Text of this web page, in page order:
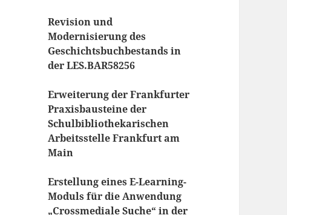
Revision und
Modernisierung des
Geschichtsbuchbestands in
der LES.BAR58256
Erweiterung der Frankfurter
Praxisbausteine der
Schulbibliothekarischen
Arbeitsstelle Frankfurt am
Main
Erstellung eines E-Learning-
Moduls für die Anwendung
„Crossmediale Suche“ in der